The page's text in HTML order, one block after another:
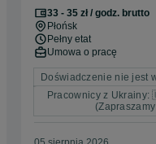
33 - 35 zł / godz. brutto
Płońsk
Pełny etat
Umowa o pracę
Doświadczenie nie jest
Pracownicy z